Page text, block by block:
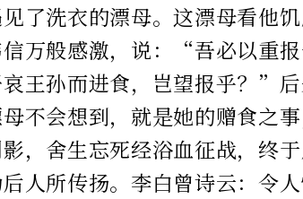
了洗衣的漂母。这漂母看他
万般感激，说：“吾必以重
王孙而进食，岂望报乎？”
不会想到，就是她的赠食之
，舍生忘死经浴血征战，终
人所传扬。李白曾诗云：令